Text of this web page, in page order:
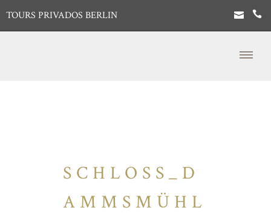
TOURS PRIVADOS BERLIN
SCHLOSS_D
AMMSMÜHL